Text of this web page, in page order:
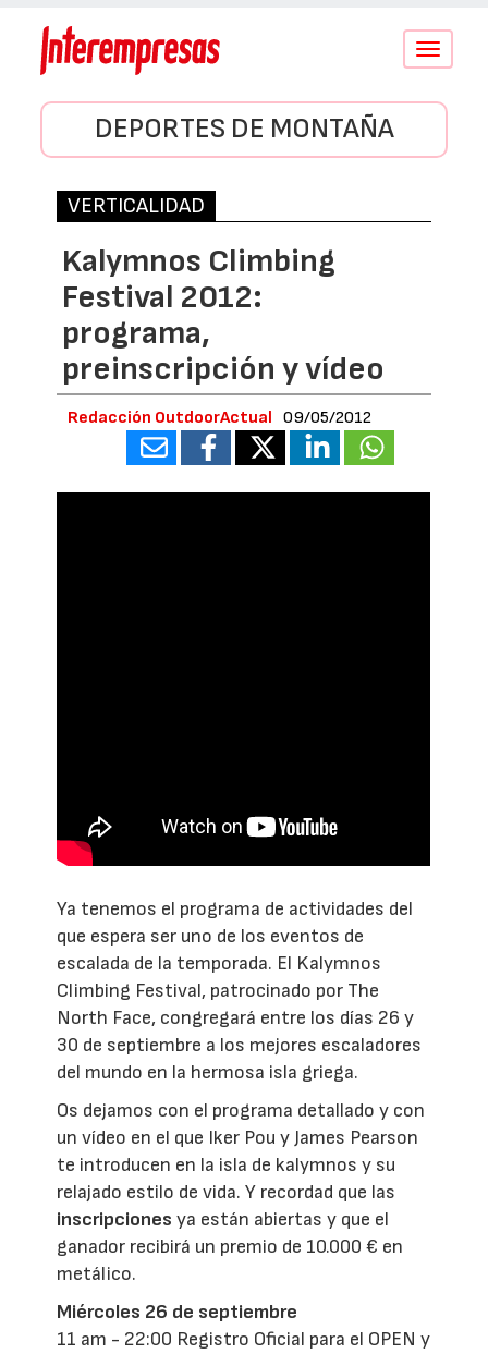
Conmutar
DEPORTES DE MONTAÑA
VERTICALIDAD
Kalymnos Climbing
Festival 2012:
programa,
preinscripción y vídeo
Redacción OutdoorActual 09/05/2012
Ya tenemos el programa de actividades del
que espera ser uno de los eventos de
escalada de la temporada. El Kalymnos
Climbing Festival, patrocinado por The
North Face, congregará entre los días 26 y
30 de septiembre a los mejores escaladores
del mundo en la hermosa isla griega.
Os dejamos con el programa detallado y con
un vídeo en el que Iker Pou y James Pearson
te introducen en la isla de kalymnos y su
relajado estilo de vida. Y recordad que las
inscripcionesya están abiertas y que el
ganador recibirá un premio de 10.000 € en
metálico.
Miércoles 26 de septiembre
11 am - 22:00 Registro Oficial para el OPEN y